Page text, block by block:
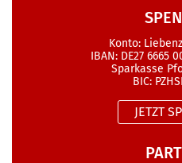
Konto:
IBAN: DE27 6665
Sparkasse
BIC:
JETZT